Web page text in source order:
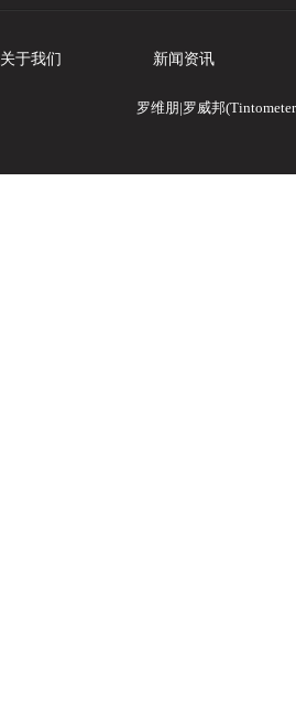
关于我们 新闻资讯
罗维朋|罗威邦